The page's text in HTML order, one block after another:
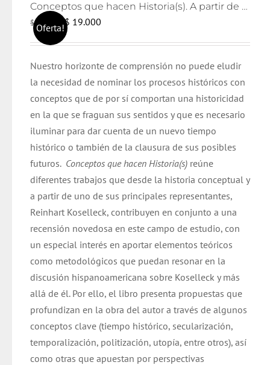
Oferta!
Conceptos que hacen Historia(s). A partir de Reinhart Koselleck
$21.000
El
precio
era:
$ 21.000.
$ 19.000
es:
$ 19.000.
Nuestro horizonte de comprensión no puede eludir
la necesidad de nominar los procesos históricos con
conceptos que de por sí comportan una historicidad
en la que se fraguan sus sentidos y que es necesario
iluminar para dar cuenta de un nuevo tiempo
histórico o también de la clausura de sus posibles
futuros. Conceptos que hacen Historia(s) reúne
diferentes trabajos que desde la historia conceptual y
a partir de uno de sus principales representantes,
Reinhart Koselleck, contribuyen en conjunto a una
recensión novedosa en este campo de estudio, con
un especial interés en aportar elementos teóricos
como metodológicos que puedan resonar en la
discusión hispanoamericana sobre Koselleck y más
allá de él. Por ello, el libro presenta propuestas que
profundizan en la obra del autor a través de algunos
conceptos clave (tiempo histórico, secularización,
temporalización, politización, utopía, entre otros), así
como otras que apuestan por perspectivas